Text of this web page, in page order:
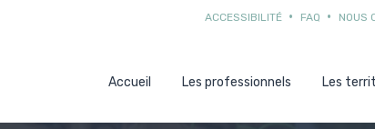
ACCESSIBILITÉ FAQ NOUS
Accueil Les professionnels Les